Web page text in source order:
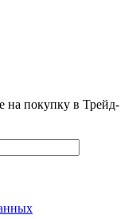
на покупку в Трейд-